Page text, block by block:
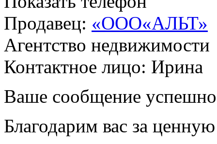
Продавец: «ООО«АЛЬТ»
Агентство недвижимости
Контактное лицо: Ирина
Ваше сообщение успешно
Благодарим вас за